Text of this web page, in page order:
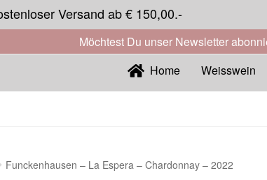
Versand ab € 150,00.-
Möchtest Du unser Newsletter
Home
Weisswein
Funckenhausen – La Espera – Chardonnay – 2022